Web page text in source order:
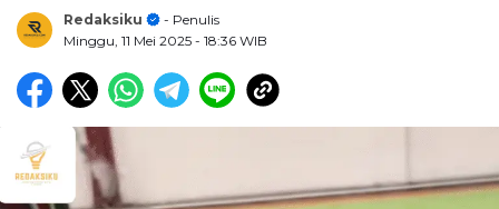
Redaksiku
- Penulis
Minggu, 11 Mei 2025 - 18:36 WIB